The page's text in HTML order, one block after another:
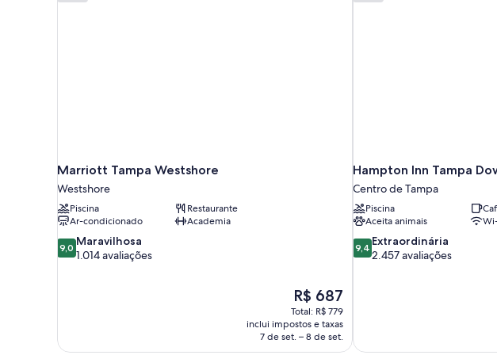
Marriott Tampa Westshore
Westshore
Piscina
Restaurante
Ar-condicionado
Academia
9.0
de
9,0 Maravilhosa
1.014 avaliações
O
preço
é
de
R$ 687
R$ 687
Total: R$ 779
inclui impostos e taxas
7 de set. – 8 de set.
Hampton Inn Tampa
Centro de Tampa
Piscina
Aceita animais
9.4
de
9,4 Extraordinária
2.457 avaliações